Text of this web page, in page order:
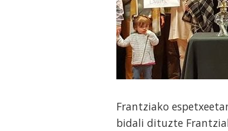
Frantziako
bidali dituzte